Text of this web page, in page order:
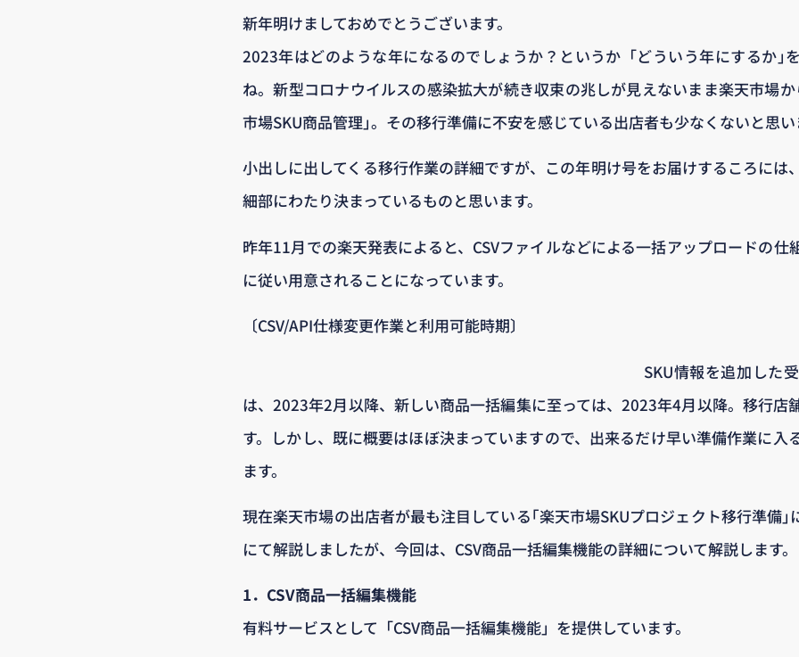
新年明けましておめでとうございます。
2023年はどのような年になるのでしょうか？というか「どういう年にするか｣
ね。新型コロナウイルスの感染拡大が続き収束の兆しが見えないまま楽天市場
市場SKU商品管理｣。その移行準備に不安を感じている出店者も少なくないと思い
小出しに出してくる移行作業の詳細ですが、この年明け号をお届けするころには
細部にわたり決まっているものと思います。
昨年11月での楽天発表によると、CSVファイルなどによる一括アップロードの仕
に従い用意されることになっています。
〔CSV/API仕様変更作業と利用可能時期〕
SKU情報を追加した
は、2023年2月以降、新しい商品一括編集に至っては、2023年4月以降。移行店
す。しかし、既に概要はほぼ決まっていますので、出来るだけ早い準備作業に入
ます。
現在楽天市場の出店者が最も注目している｢楽天市場SKUプロジェクト移行準備｣
にて解説しましたが、今回は、CSV商品一括編集機能の詳細について解説します。
1．CSV商品一括編集機能
有料サービスとして「CSV商品一括編集機能」を提供しています。